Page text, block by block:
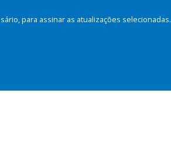
para assinar as atualizações selecionadas.